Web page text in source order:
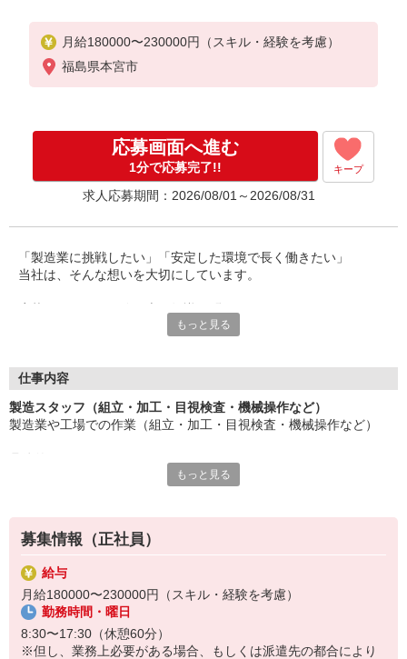
月給180000〜230000円（スキル・経験を考慮）
福島県本宮市
応募画面へ進む
1分で応募完了!! キープ
求人応募期間：2026/08/01～2026/08/31
「製造業に挑戦したい」「安定した環境で長く働きたい」
当社は、そんな想いを大切にしています。
約束を守ること、きちんと連絡をすること、前向きに仕事へ取り
また、勤務時間やシフトなど柔軟に対応いただける方は、ご紹介
長く働きたい――
製造業で正社員としてキャリアを築きたい方、ぜひご応募くださ
もっと見る
仕事内容
製造スタッフ（組立・加工・目視検査・機械操作など）
製造業や工場での作業（組立・加工・目視検査・機械操作など）
製品に不備がないか目視チェック
複雑な作業や力仕事はほとんどなく覚えやすいものばかり！
未経験の方もすぐに慣れていただけると思います。
※当社（株）テクノ・サービスに正社員採用の上で、派遣就業先事
業所へ派遣となります。
もっと見る
募集情報（正社員）
給与
月給180000〜230000円（スキル・経験を考慮）
勤務時間・曜日
8:30〜17:30（休憩60分）
※但し、業務上必要がある場合、もしくは派遣先の都合により